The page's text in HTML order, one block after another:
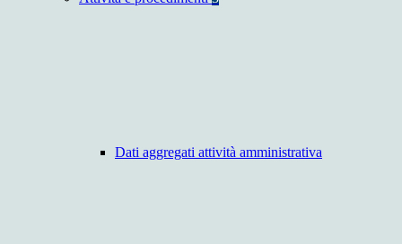
Dati aggregati attività amministrativa